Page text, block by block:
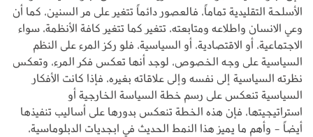
الأسلحة التقليدية تماماً، فالعصور دائماً تتغير على مر السنين، كما أن
وعي الانسان واطلاعه ومتابعته، تتغير كما تتغير كافة الأنظمة، سواء
الاجتماعية، أو الاقتصادية، أو السياسية، فلو ركز المرء على النظم
السياسية على وجه الخصوص، لوجد أنها تعكس فكر المرء، وتعكس
نظرته السياسية إلى نفسه وإلى علاقاته بغيره، فإذا كانت الأفكار
السياسية تنعكس على رسم خطة السياسة الخارجية أو
استراتيجيتها، فإن هذه الخطة تنعكس بدورها على أساليب تنفيذها
أيضاً - وأهم ما يميز هذا النمط الحديث في ابجديات الدبلوماسية،